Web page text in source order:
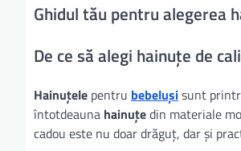
Ghidul tău pentru alegerea
De ce să alegi hainuțe de
Hainuțele pentru bebelușisunt
întotdeauna hainuțedin materiale
cadou este nu doar drăguț, dar și